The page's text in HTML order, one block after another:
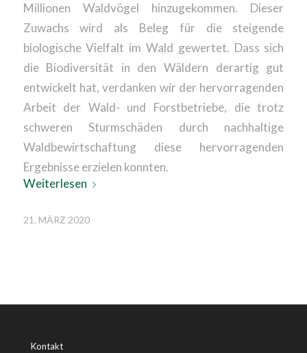
Millionen Waldvögel hinzugekommen. Dieser
Zuwachs wird als Beleg für die steigende
biologische Vielfalt im Wald gewertet. Dass sich
die Biodiversität in den Wäldern derartig gut
entwickelt hat, verdanken wir der hervorragenden
Arbeit der Wald- und Forstbetriebe, die trotz
schweren Sturmschäden durch nachhaltige
Waldbewirtschaftung diese hervorragenden
Ergebnisse erzielen konnten.
Weiterlesen
21. MÄRZ 2020
Kontakt